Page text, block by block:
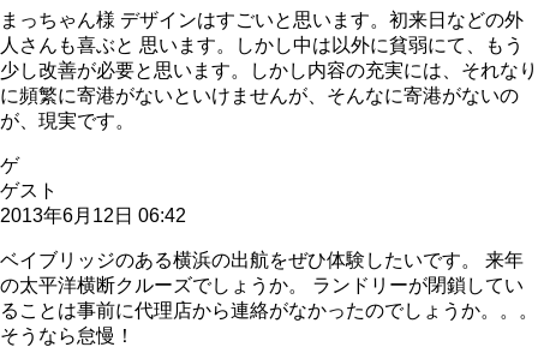
まっちゃん様 デザインはすごいと思います。初来日などの外
人さんも喜ぶと 思います。しかし中は以外に貧弱にて、もう
少し改善が必要と思います。しかし内容の充実には、それなり
に頻繁に寄港がないといけませんが、そんなに寄港がないの
が、現実です。
ゲ
ゲスト
2013年6月12日 06:42
ベイブリッジのある横浜の出航をぜひ体験したいです。 来年
の太平洋横断クルーズでしょうか。 ランドリーが閉鎖してい
ることは事前に代理店から連絡がなかったのでしょうか。。。
そうなら怠慢！